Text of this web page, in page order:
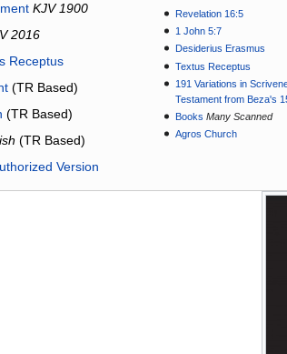
KJV 1900
2016
Receptus
(TR Based)
(TR Based)
(TR Based)
Version
Revelation 16:5
1 John 5:7
Desiderius Erasmus
Textus Receptus
191 Variations in
Testament from Beza's
Books Many Scanned
Agros Church